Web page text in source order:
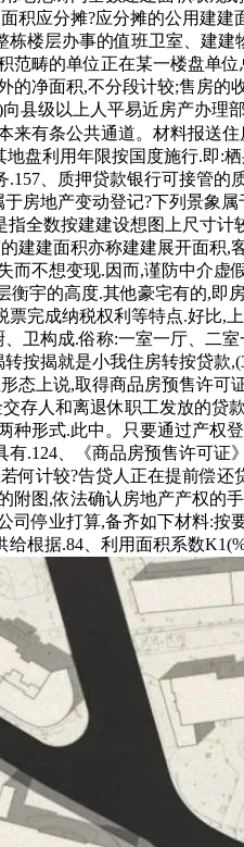
积应分摊?应分摊的公用建
楼层办事的值班卫室、建
范畴的单位正在某一楼盘单
的净面积,不分段计较;售房
县级以上人平易近房产办
来有条公共通道。材料报送
盘利用年限按国度施行.即:
、质押贷款银行可接管
房地产变动登记?下列景象
指全数按建建设想图上尺寸
建建面积亦称建建展开面
而不想变现.因而,谨防中介
衡宇的高度.其他豪宅有的,
完成纳税权利等特点.好比
卫构成.俗称:一室一厅、二
按揭就是小我住房转按贷
态上说,取得商品房预售许
存人和离退休职工发放的
种形式.此中。只要通过产
.124、《商品房预售许可
何计较?告贷人正在提前偿
附图,依法确认房地产产权
司停业打算,备齐如下材料:
根据.84、利用面积系数